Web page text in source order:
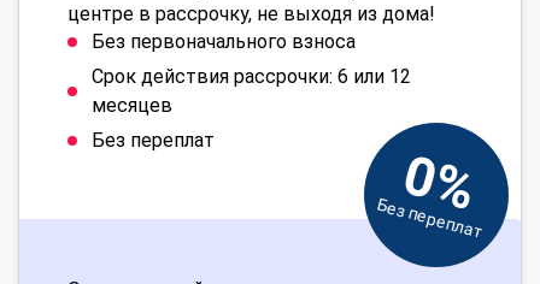
центре в рассрочку, не выходя из дома!
Без первоначального взноса
Срок действия рассрочки: 6 или 12
месяцев
Без переплат
0%
Без переплат